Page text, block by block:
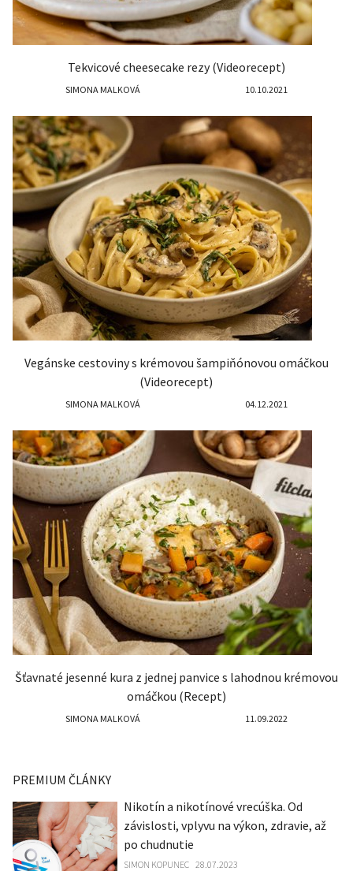
Tekvicové cheesecake rezy (Videorecept)
SIMONA MALKOVÁ 10.10.2021
Vegánske cestoviny s krémovou šampiňónovou omáčkou
(Videorecept)
SIMONA MALKOVÁ 04.12.2021
Šťavnaté jesenné kura z jednej panvice s lahodnou krémovou
omáčkou (Recept)
SIMONA MALKOVÁ 11.09.2022
PREMIUM ČLÁNKY
Nikotín a nikotínové vrecúška. Od
závislosti, vplyvu na výkon, zdravie, až
po chudnutie
SIMON KOPUNEC 28.07.2023